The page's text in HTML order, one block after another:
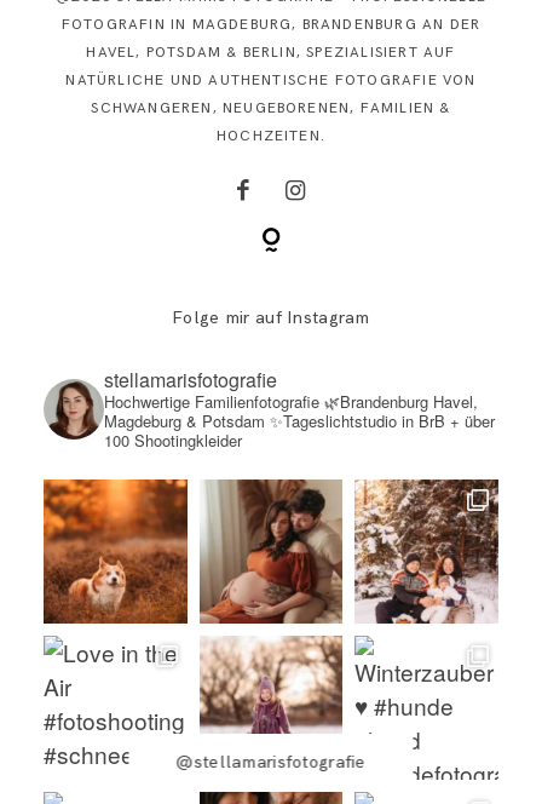
FOTOGRAFIN IN MAGDEBURG, BRANDENBURG AN DER
HAVEL, POTSDAM & BERLIN, SPEZIALISIERT AUF
NATÜRLICHE UND AUTHENTISCHE FOTOGRAFIE VON
SCHWANGEREN, NEUGEBORENEN, FAMILIEN &
HOCHZEITEN.
Folge mir auf Instagram
@stellamarisfotografie
stellamarisfotografie
Hochwertige Familienfotografie🌿Brandenburg Havel,
Magdeburg & Potsdam ✨Tageslichtstudio in BrB + über
100 Shootingkleider